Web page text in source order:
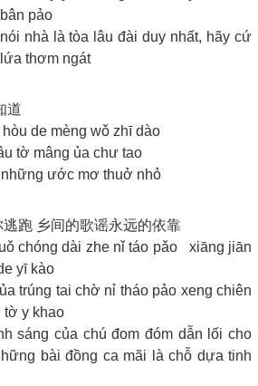
pảo
nhà là tòa lâu đài duy nhất, hãy cứ
thơm ngát
道
de mèng wǒ zhī dào
tờ mâng ủa chư tao
ước mơ thuở nhỏ
跑 乡间的歌谣永远的依靠
chóng dài zhe nǐ táo pǎo xiāng jiān
yī kào
trúng tai chờ nỉ tháo pảo xeng chiên
tờ y khao
sáng của chú đom đóm dẫn lối cho
bài đồng ca mãi là chỗ dựa tinh